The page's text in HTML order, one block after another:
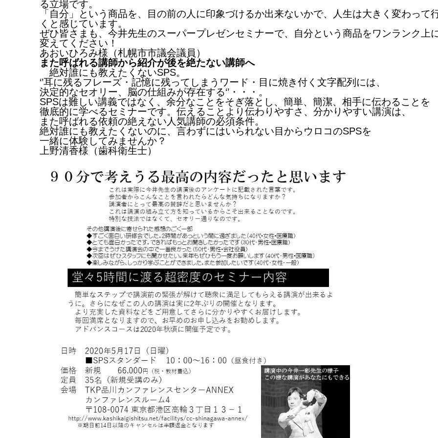
る立場です。
「自分」という商品を、目の前の人に印象づけるか出来ないかで、人生は大きく変わって
くと感じています。
ぜひ皆さまも、今井先生のスーパープレゼンセミナーで、自分という商品をワンランク上
変えてください！
あおいひろみ様（札幌市市議会議員）
また呼ばれる講師から紹介が後を絶たない講師へ
絶対誰にも教えたくないSPS。
‘’耳に残るフレーズ・記憶に残ってしまうワード・目に焼き付く文字配列には、
決定的なセオリー、脳の仕組みが存在する‘’・・・。
SPSは難しい講義ではなく、余分なことをそぎ落とし、簡単、簡潔、相手に伝わることを
徹底的に学べるセミナーです。伝えることより伝わりやすさ、分かりやすい講演は、
また呼ばれる依頼の絶えない人気講師の必須条件。
絶対誰にも教えたくないのに、言わずにはいられない目からウロコのSPSを
一緒に体験してみませんか？
上野清香様（歯科衛生士）